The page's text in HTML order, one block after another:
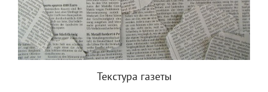
Текстура газеты